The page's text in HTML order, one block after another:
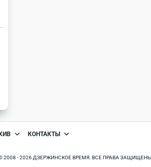
КОНТАКТЫ
© 2008 - 2026 ДЗЕРЖИНСКОЕ ВРЕМЯ. ВСЕ ПРАВА ЗАЩИЩЕНЫ